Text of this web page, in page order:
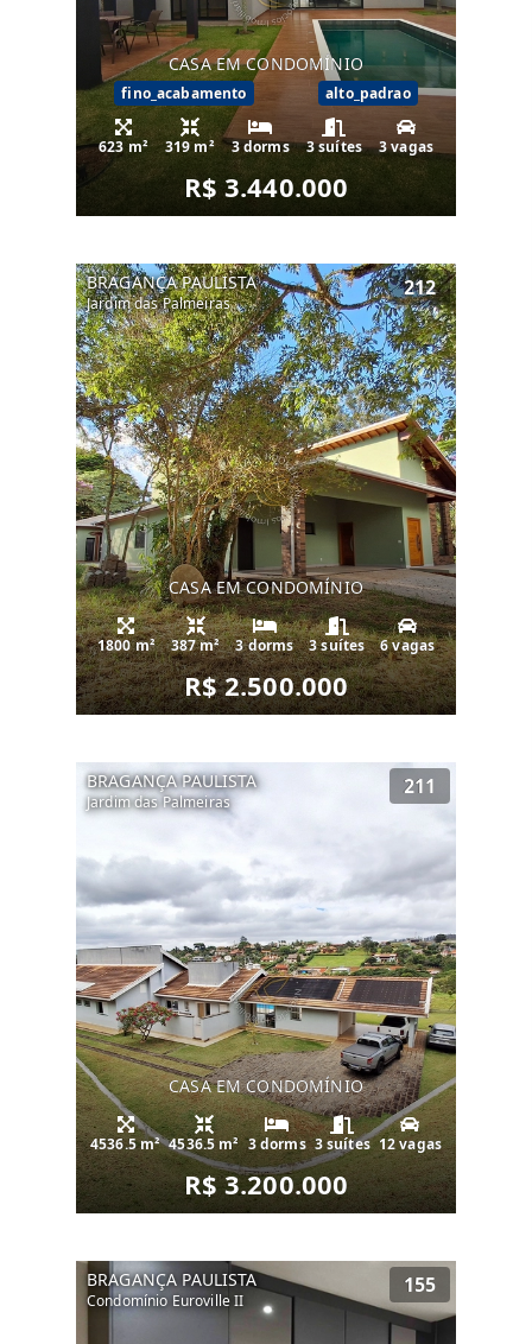
CASA EM CONDOMÍNIO
fino_acabamento alto_padrao
623 m² 319 m² 3 dorms 3 suítes 3 vagas
R$ 3.440.000
BRAGANÇA PAULISTA
Jardim das Palmeiras
212
CASA EM CONDOMÍNIO
1800 m² 387 m² 3 dorms 3 suítes 6 vagas
R$ 2.500.000
BRAGANÇA PAULISTA
Jardim das Palmeiras
211
CASA EM CONDOMÍNIO
4536.5 m² 4536.5 m² 3 dorms 3 suítes 12 vagas
R$ 3.200.000
BRAGANÇA PAULISTA
Condomínio Euroville II
155